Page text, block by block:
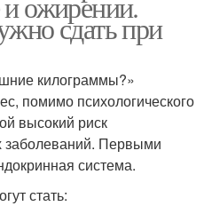
сдать при
килограммы?»
помимо психологического
высокий риск
заболеваний. Первыми
система.
стать: